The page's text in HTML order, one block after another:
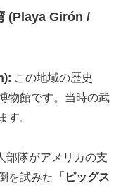
(Playa Girón /
この地域の歴史
物館です。当時の武
す。
部隊がアメリカの支
を試みた
「ピッグス